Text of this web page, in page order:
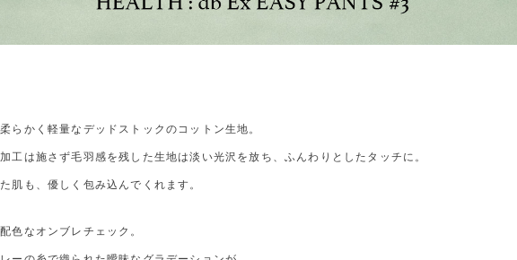
らかく軽量なデッドストックのコットン生地。
工は施さず毛羽感を残した生地は淡い光沢を放ち、ふんわりとしたタッチに。
肌も、優しく包み込んでくれます。
色なオンブレチェック。